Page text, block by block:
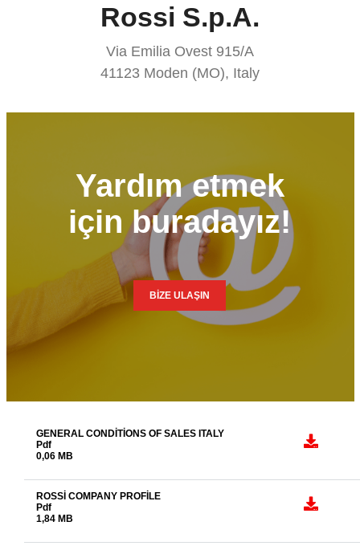
Rossi S.p.A.
Via Emilia Ovest 915/A
41123 Moden (MO), Italy
Yardım etmek
için buradayız!
BİZE ULAŞIN
GENERAL CONDITIONS OF SALES ITALY
Pdf
0,06 MB
ROSSI COMPANY PROFILE
Pdf
1,84 MB